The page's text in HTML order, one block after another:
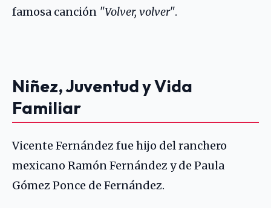
famosa canción "Volver, volver".
Niñez, Juventud y Vida
Familiar
Vicente Fernández fue hijo del ranchero
mexicano Ramón Fernández y de Paula
Gómez Ponce de Fernández.